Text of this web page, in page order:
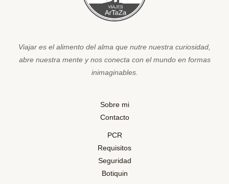
Viajar es el alimento del alma que nutre nuestra curiosidad,
abre nuestra mente y nos conecta con el mundo en formas
inimaginables.
Sobre mi
Contacto
PCR
Requisitos
Seguridad
Botiquin